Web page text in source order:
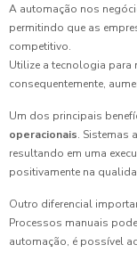
A automação nos
permitindo que as
competitivo.
Utilize a tecnologia para
consequentemente,
Um dos principais
operacionais. Sistemas
resultando em uma
positivamente na
Outro diferencial
Processos manuais
automação, é possível